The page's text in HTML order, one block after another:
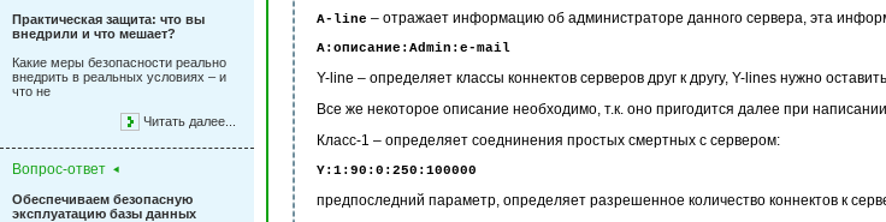
Практическая защита: что вы
внедрили и что мешает?
Какие меры безопасности реально
внедрить в реальных условиях – и
что не
Читать далее...
Вопрос-ответ
Обеспечиваем безопасную
эксплуатацию базы данных
А-line – отражает информацию об администраторе данного сервера, эта
A:описание:Admin:e-mail
Y-line – определяет классы коннектов серверов друг к другу, Y-lines нужно
Все же некоторое описание необходимо, т.к. оно пригодится далее при
Класс-1 – определяет соеднинения простых смертных с сервером:
Y:1:90:0:250:100000
предпоследний параметр, определяет разрешенное количество коннектов к